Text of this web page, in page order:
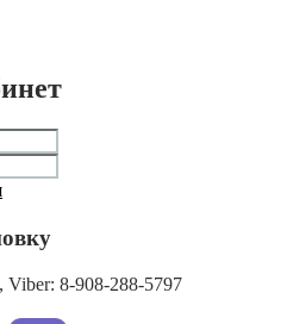
Viber: 8-908-288-5797